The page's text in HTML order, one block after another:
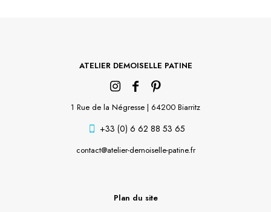
ATELIER DEMOISELLE PATINE
1 Rue de la Négresse | 64200 Biarritz
+33 (0) 6 62 88 53 65
contact@atelier-demoiselle-patine.fr
Plan du site